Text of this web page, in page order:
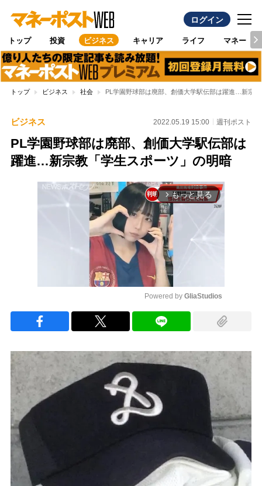
ログイン
トップ 投資 ビジネス キャリア ライフ マネー
トップ ビジネス 社会 PL学園野球部は廃部、創価大学駅伝部は躍進…新宗
ビジネス 2022.05.19 15:00 週刊ポスト
PL学園野球部は廃部、創価大学駅伝部は
躍進…新宗教「学生スポーツ」の明暗
arrow_forward_ios もっと見る
Powered by GliaStudios